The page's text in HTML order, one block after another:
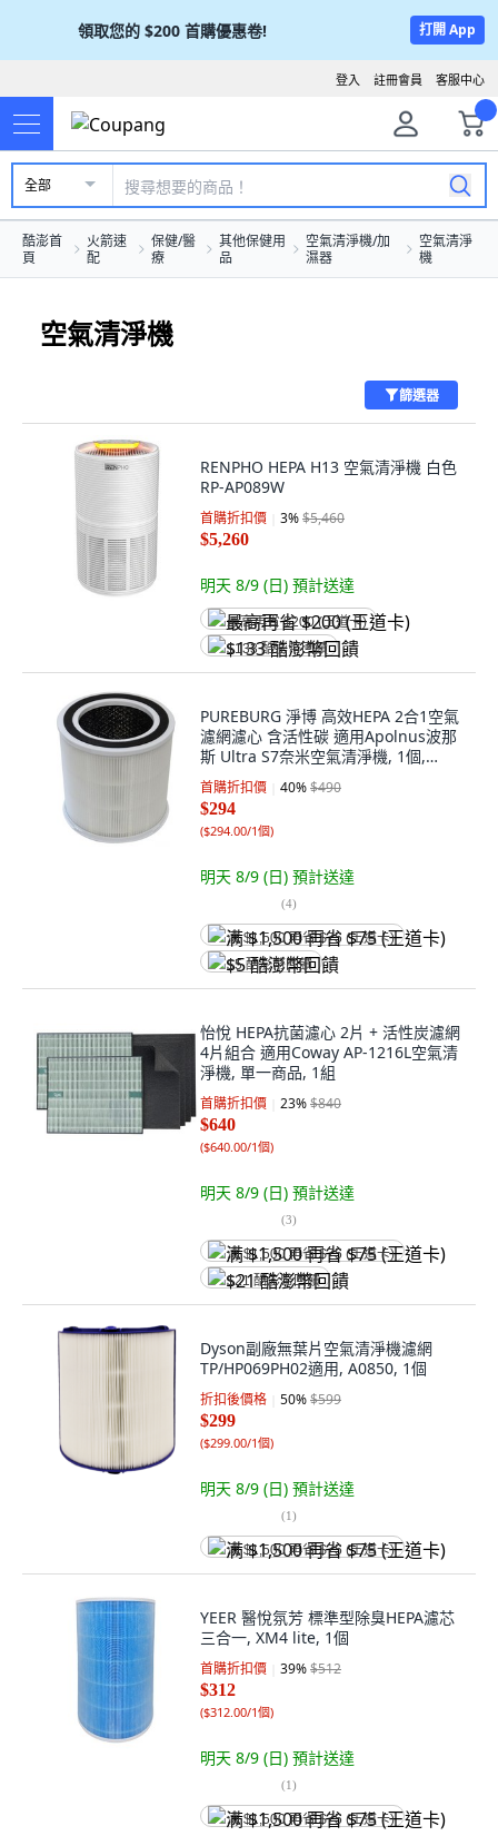
領取您的 $200 首購優惠卷! 打開 App
客服中心
註冊會員
登入
全部
酷澎首
頁
火箭速
配
保健/醫
療
其他保健用
品
空氣清淨機/加
濕器
空氣清淨
機
空氣清淨機
篩選器
RENPHO HEPA H13 空氣清淨機 白色
RP-AP089W
首購折扣價 3%$5,460
$5,260
明天 8/9 (日) 預計送達
最高再省 $200 (王道卡)
$133 酷澎幣回饋
PUREBURG 淨博 高效HEPA 2合1空氣
濾網濾心 含活性碳 適用Apolnus波那
斯 Ultra S7奈米空氣清淨機, 1個,
APOLNUS-01
首購折扣價 40%$490
$294
($294.00/1個)
明天 8/9 (日) 預計送達
(4)
满 $1,500 再省 $75 (王道卡)
$5 酷澎幣回饋
怡悅 HEPA抗菌濾心 2片 + 活性炭濾網
4片組合 適用Coway AP-1216L空氣清
淨機, 單一商品, 1組
首購折扣價 23%$840
$640
($640.00/1個)
明天 8/9 (日) 預計送達
(3)
满 $1,500 再省 $75 (王道卡)
$21 酷澎幣回饋
Dyson副廠無葉片空氣清淨機濾網
TP/HP069PH02適用, A0850, 1個
折扣後價格 50%$599
$299
($299.00/1個)
明天 8/9 (日) 預計送達
(1)
满 $1,500 再省 $75 (王道卡)
YEER 醫悅氛芳 標準型除臭HEPA濾芯
三合一, XM4 lite, 1個
首購折扣價 39%$512
$312
($312.00/1個)
明天 8/9 (日) 預計送達
(1)
满 $1,500 再省 $75 (王道卡)